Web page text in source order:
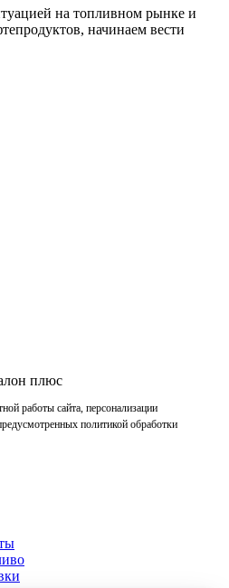
на топливном рынке и
начинаем вести
плюс
работы сайта, персонализации
политикой обработки